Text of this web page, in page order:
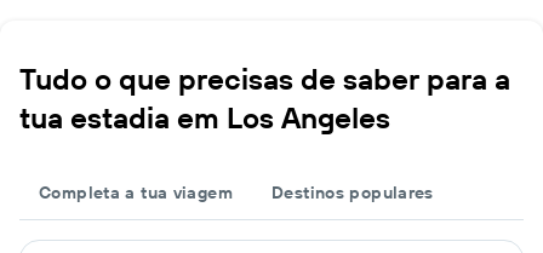
Tudo o que precisas de saber para a
tua estadia em Los Angeles
Completa a tua viagem Destinos populares